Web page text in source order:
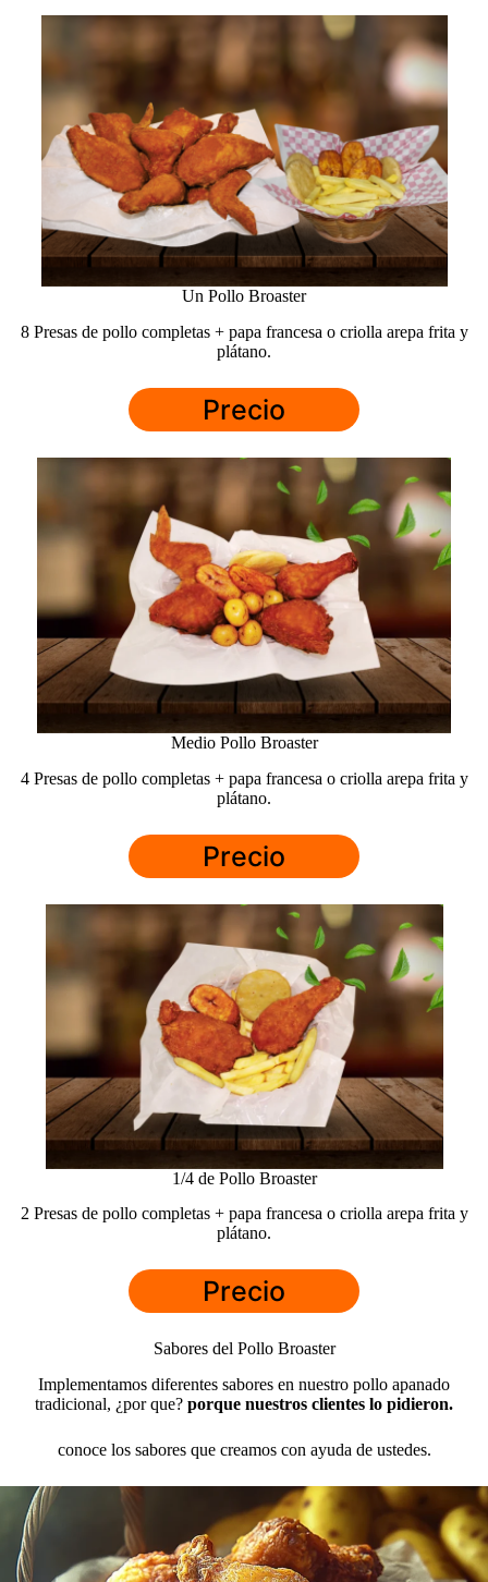
Un Pollo Broaster
8 Presas de pollo completas + papa francesa o criolla arepa frita y
plátano.
Precio
Medio Pollo Broaster
4 Presas de pollo completas + papa francesa o criolla arepa frita y
plátano.
Precio
1/4 de Pollo Broaster
2 Presas de pollo completas + papa francesa o criolla arepa frita y
plátano.
Precio
Sabores del Pollo Broaster
Implementamos diferentes sabores en nuestro pollo apanado
tradicional, ¿por que? porque nuestros clientes lo pidieron.
conoce los sabores que creamos con ayuda de ustedes.